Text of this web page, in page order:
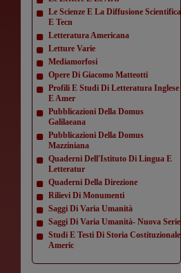
Le Scienze E La Diffusione Scientifica
E Tecn
Letteratura Americana
Letture Varie
Mediamorfosi
Opere Di Giacomo Matteotti
Profili E Studi Di Letteratura Inglese
E Amer
Pubblicazioni Della Domus
Galilaeana
Pubblicazioni Della Domus
Mazziniana
Quaderni Dell'Istituto Di Lingua E
Letteratur
Quaderni Della Direzione
Rilievi Di Monumenti
Saggi Di Varia Umanità
Saggi Di Varia Umanità- Nuova Serie
Studi E Testi Di Storia Costituzionale
Americ